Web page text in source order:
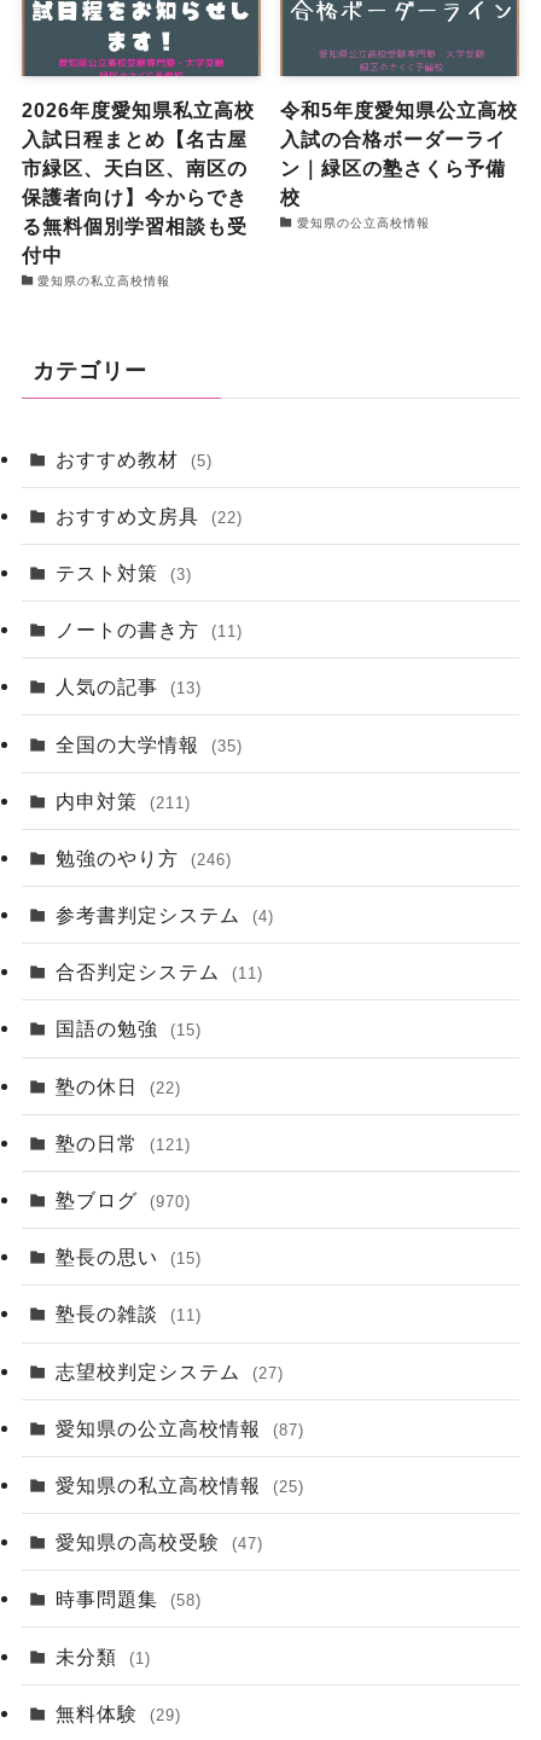
2026年度愛知県私立高校
入試日程まとめ【名古屋
市緑区、天白区、南区の
保護者向け】今からでき
る無料個別学習相談も受
付中
愛知県の私立高校情報
令和5年度愛知県公立高校
入試の合格ボーダーライ
ン｜緑区の塾さくら予備
校
愛知県の公立高校情報
カテゴリー
おすすめ教材 (5)
おすすめ文房具 (22)
テスト対策 (3)
ノートの書き方 (11)
人気の記事 (13)
全国の大学情報 (35)
内申対策 (211)
勉強のやり方 (246)
参考書判定システム (4)
合否判定システム (11)
国語の勉強 (15)
塾の休日 (22)
塾の日常 (121)
塾ブログ (970)
塾長の思い (15)
塾長の雑談 (11)
志望校判定システム (27)
愛知県の公立高校情報 (87)
愛知県の私立高校情報 (25)
愛知県の高校受験 (47)
時事問題集 (58)
未分類 (1)
無料体験 (29)